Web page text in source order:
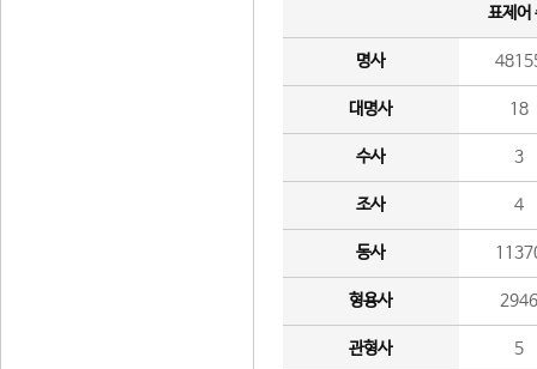
표제어
명사
대명사 18
수사 3
조사 4
동사
형용사 2946
관형사 5